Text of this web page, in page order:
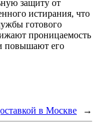
защиту от
истирания, что
готового
проницаемость
повышают его
в Москве →